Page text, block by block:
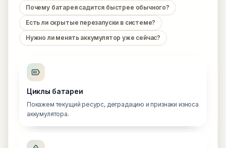
Почему батарея садится быстрее обычного?
Есть ли скрытые перезапуски в системе?
Нужно ли менять аккумулятор уже сейчас?
Циклы батареи
Покажем текущий ресурс, деградацию и признаки износа
аккумулятора.